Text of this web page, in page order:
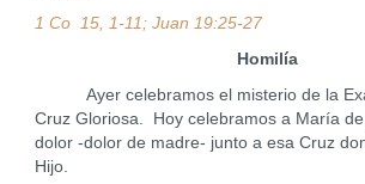
1 Co 15, 1-11; Juan 19:25-27
Homilía
Ayer celebramos el misterio de la
Cruz Gloriosa. Hoy celebramos a María
dolor -dolor de madre- junto a esa Cruz
Hijo.